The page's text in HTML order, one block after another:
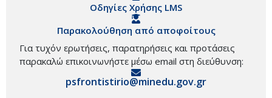
Οδηγίες Χρήσης LMS
Παρακολούθηση από αποφοίτους
Για τυχόν ερωτήσεις, παρατηρήσεις και προτάσεις
παρακαλώ επικοινωνήστε μέσω email στη διεύθυνση:
psfrontistirio@minedu.gov.gr